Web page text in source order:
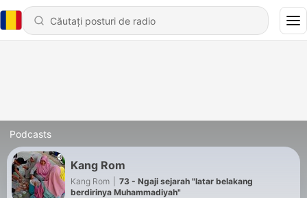
Podcasts
Kang Rom
Kang Rom
73 - Ngaji sejarah "latar belakang
berdirinya Muhammadiyah"